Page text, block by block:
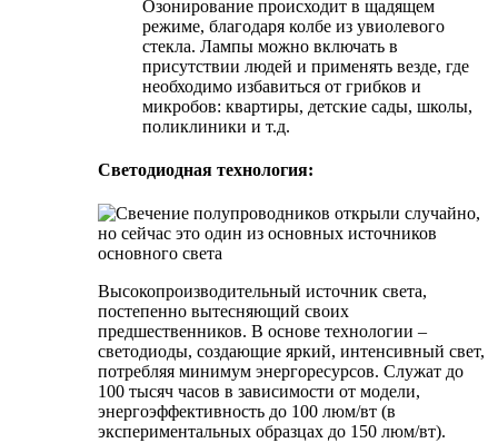
Озонирование происходит в щадящем
режиме, благодаря колбе из увиолевого
стекла. Лампы можно включать в
присутствии людей и применять везде, где
необходимо избавиться от грибков и
микробов: квартиры, детские сады, школы,
поликлиники и т.д.
Светодиодная технология:
Высокопроизводительный источник света,
постепенно вытесняющий своих
предшественников. В основе технологии –
светодиоды, создающие яркий, интенсивный свет,
потребляя минимум энергоресурсов. Служат до
100 тысяч часов в зависимости от модели,
энергоэффективность до 100 люм/вт (в
экспериментальных образцах до 150 люм/вт).